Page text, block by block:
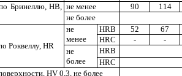
Бринеллю, НВ,
не менее 90
114
не более
Роквеллу, HR
не
менее
HRB 52
67
HRC
-
-
не
более
HRB
HRC
HV0,3, не более